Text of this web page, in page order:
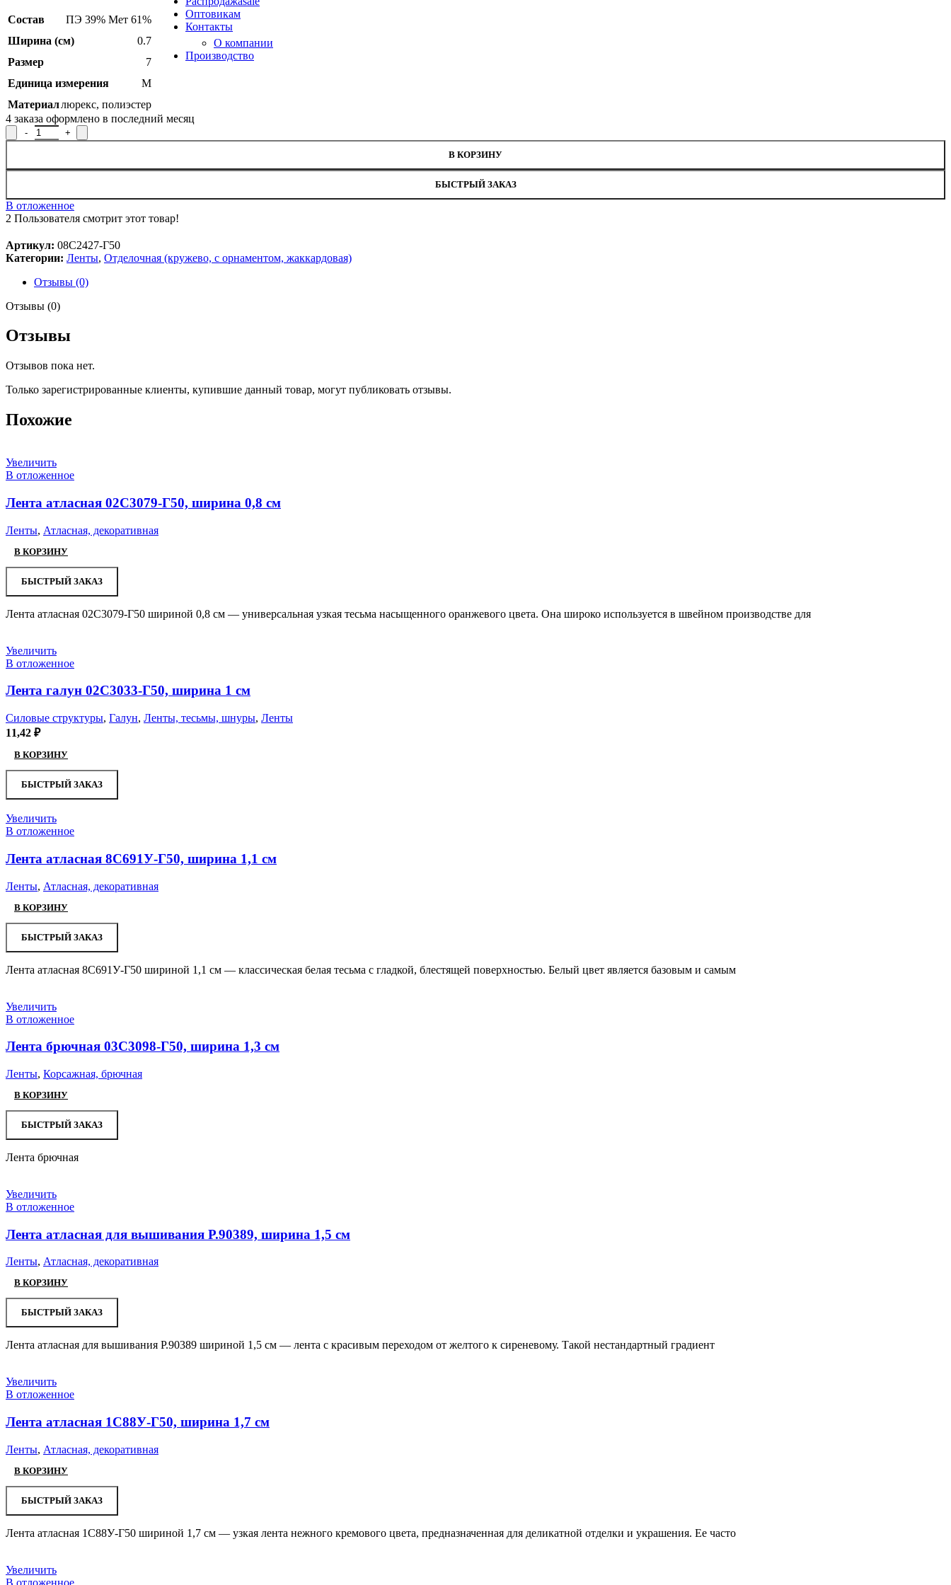
Оптовикам
Контакты
О компании
Производство
Состав
ПЭ 39% Мет 61%
Ширина (см)
0.7
Размер
7
Единица измерения
М
Материаллюрекс, полиэстер
4 заказа оформлено в последний месяц
Количество товара Тесьма вязаная отделочная 08С2427-Г50, ширина 0,7 см
В КОРЗИНУ
БЫСТРЫЙ ЗАКАЗ
В отложенное
2 Пользователя смотрит этот товар!
Артикул: 08С2427-Г50
Категории: Ленты, Отделочная (кружево, с орнаментом, жаккардовая)
Отзывы (0)
Отзывы (0)
Отзывы
Отзывов пока нет.
Только зарегистрированные клиенты, купившие данный товар, могут публиковать отзывы.
Похожие
Увеличить
В отложенное
Лента атласная 02С3079-Г50, ширина 0,8 см
Ленты, Атласная, декоративная
В КОРЗИНУ
БЫСТРЫЙ ЗАКАЗ
Лента атласная 02С3079-Г50 шириной 0,8 см — универсальная узкая тесьма насыщенного оранжевого цвета. Она широко используется в швейном производстве для
Увеличить
В отложенное
Лента галун 02С3033-Г50, ширина 1 см
Силовые структуры, Галун, Ленты, тесьмы, шнуры, Ленты
11,42 ₽
В КОРЗИНУ
БЫСТРЫЙ ЗАКАЗ
Увеличить
В отложенное
Лента атласная 8С691У-Г50, ширина 1,1 см
Ленты, Атласная, декоративная
В КОРЗИНУ
БЫСТРЫЙ ЗАКАЗ
Лента атласная 8С691У-Г50 шириной 1,1 см — классическая белая тесьма с гладкой, блестящей поверхностью. Белый цвет является базовым и самым
Увеличить
В отложенное
Лента брючная 03С3098-Г50, ширина 1,3 см
Ленты, Корсажная, брючная
В КОРЗИНУ
БЫСТРЫЙ ЗАКАЗ
Лента брючная
Увеличить
В отложенное
Лента атласная для вышивания Р.90389, ширина 1,5 см
Ленты, Атласная, декоративная
В КОРЗИНУ
БЫСТРЫЙ ЗАКАЗ
Лента атласная для вышивания Р.90389 шириной 1,5 см — лента с красивым переходом от желтого к сиреневому. Такой нестандартный градиент
Увеличить
В отложенное
Лента атласная 1С88У-Г50, ширина 1,7 см
Ленты, Атласная, декоративная
В КОРЗИНУ
БЫСТРЫЙ ЗАКАЗ
Лента атласная 1С88У-Г50 шириной 1,7 см — узкая лента нежного кремового цвета, предназначенная для деликатной отделки и украшения. Ее часто
Увеличить
В отложенное